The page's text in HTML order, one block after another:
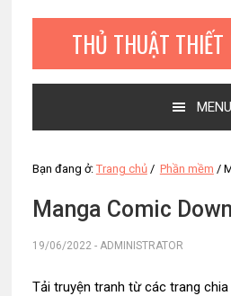
THỦ THUẬT THIẾT
MENU
Bạn đang ở: Trang chủ / Phần mềm /
Manga Comic
19/06/2022- ADMINISTRATOR
Tải truyện tranh từ các trang